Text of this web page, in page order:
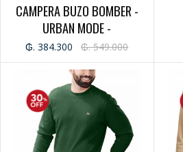
CAMPERA BUZO BOMBER -
URBAN MODE -
CABALLERO
₲. 384.300 ₲. 549.000